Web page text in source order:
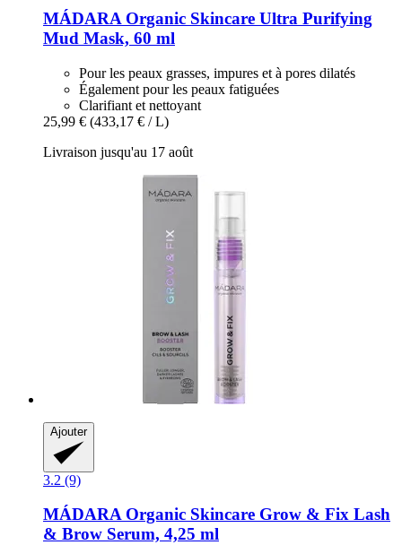
MÁDARA Organic Skincare Ultra Purifying
Mud Mask, 60 ml
Pour les peaux grasses, impures et à pores dilatés
Également pour les peaux fatiguées
Clarifiant et nettoyant
25,99 € (433,17 € / L)
Livraison jusqu'au 17 août
Ajouter
3.2 (9)
MÁDARA Organic Skincare Grow & Fix Lash
& Brow Serum, 4,25 ml